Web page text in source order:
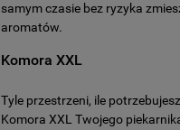
samym czasie bez ryzyka
aromatów.
Komora XXL
Tyle przestrzeni, ile
Komora XXL Twojego